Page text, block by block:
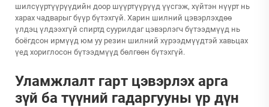
шилсүүртүүрүүдийн доор шүүртүүрүүд үүсгэж, хүйтэн нүүрт нь
харах чадварыг бүүр бүтэхгүй. Харин шилний цэвэрлэхдөө
үлдэц үлдээхгүй спиртд суурилдаг цэвэрлэгч бүтээдмүүд нь
боёгдсон ирмүүд юм уу резин шилний хүрээдмүүдтэй хавьцах
үед хориглосон бүтээдмүүд бөлгөөн бүтэхгүй.
Уламжлалт гарт цэвэрлэх арга
зүй ба түүний гадаргууны үр дүн